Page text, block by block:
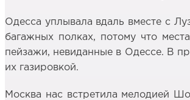
Одесса уплывала вдаль вместе с
багажных полках, потому что
пейзажи, невиданные в Одессе. В
их газировкой.
Москва нас встретила мелодией